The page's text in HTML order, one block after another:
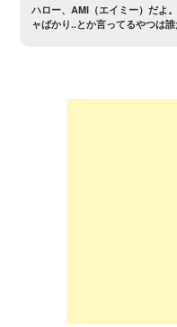
ャばか り ..とか言っ てる や つは誰
ぞ 〜？